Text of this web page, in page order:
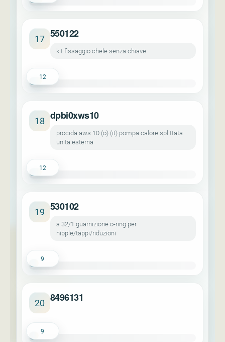
17 550122
kit fissaggio chele senza chiave
12
18 dpbi0xws10
procida aws 10 (o) (it) pompa calore splittata
unita esterna
12
19 530102
a 32/1 guarnizione o-ring per
nipple/tappi/riduzioni
9
20 8496131
9